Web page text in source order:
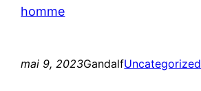
homme
mai 9, 2023GandalfUncategorized